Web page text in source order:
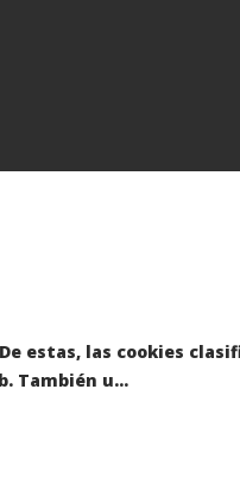
las cookies
También u...